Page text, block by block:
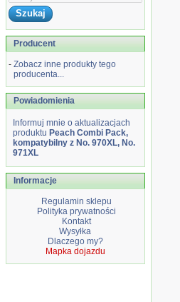
Producent
- Zobacz inne produkty tego
producenta...
Powiadomienia
Informuj mnie o aktualizacjach
produktu Peach Combi Pack,
kompatybilny z No. 970XL, No.
971XL
Informacje
Regulamin sklepu
Polityka prywatności
Kontakt
Wysyłka
Dlaczego my?
Mapka dojazdu